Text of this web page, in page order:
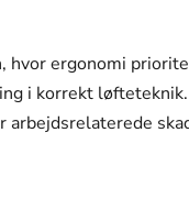
hvor ergonomi
i korrekt
arbejdsrelaterede